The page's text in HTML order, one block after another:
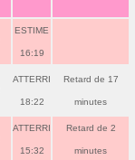
ESTIME
16:19
ATTERRI
18:22
Retard de 17
minutes
ATTERRI
15:32
Retard de 2
minutes